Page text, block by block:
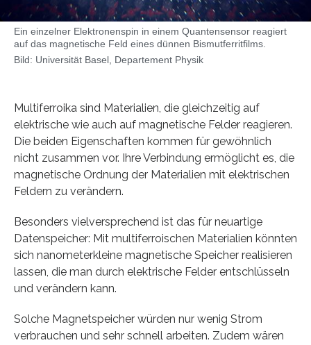
Ein einzelner Elektronenspin in einem Quantensensor reagiert
auf das magnetische Feld eines dünnen Bismutferritfilms.
Bild: Universität Basel, Departement Physik
Multiferroika sind Materialien, die gleichzeitig auf
elektrische wie auch auf magnetische Felder reagieren.
Die beiden Eigenschaften kommen für gewöhnlich
nicht zusammen vor. Ihre Verbindung ermöglicht es, die
magnetische Ordnung der Materialien mit elektrischen
Feldern zu verändern.
Besonders vielversprechend ist das für neuartige
Datenspeicher: Mit multiferroischen Materialien könnten
sich nanometerkleine magnetische Speicher realisieren
lassen, die man durch elektrische Felder entschlüsseln
und verändern kann.
Solche Magnetspeicher würden nur wenig Strom
verbrauchen und sehr schnell arbeiten. Zudem wären